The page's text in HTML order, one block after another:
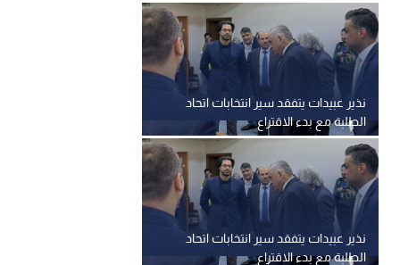
نذير عبيدات يتفقد سير انتخابات اتحاد
الطلبة مع بدء الاقتراع
نذير عبيدات يتفقد سير انتخابات اتحاد
الطلبة مع بدء الاقتراع